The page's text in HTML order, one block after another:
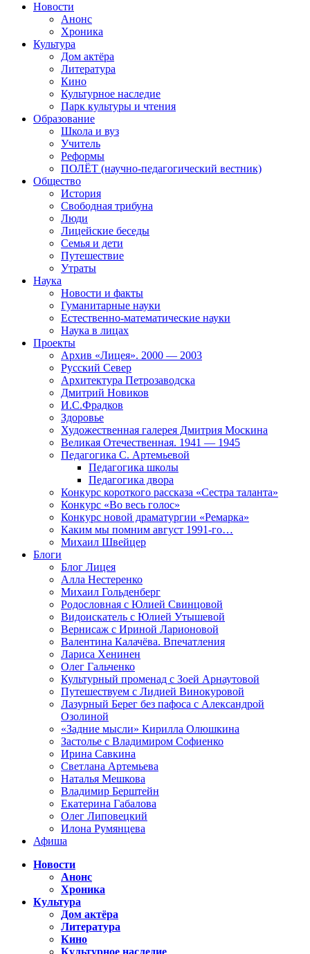
Новости
Анонс
Хроника
Культура
Дом актёра
Литература
Кино
Культурное наследие
Парк культуры и чтения
Образование
Школа и вуз
Учитель
Реформы
ПОЛЁТ (научно-педагогический вестник)
Общество
История
Свободная трибуна
Люди
Лицейские беседы
Семья и дети
Путешествие
Утраты
Наука
Новости и факты
Гуманитарные науки
Естественно-математические науки
Наука в лицах
Проекты
Архив «Лицея». 2000 — 2003
Русский Север
Архитектура Петрозаводска
Дмитрий Новиков
И.С.Фрадков
Здоровье
Художественная галерея Дмитрия Москина
Великая Отечественная. 1941 — 1945
Педагогика С. Артемьевой
Педагогика школы
Педагогика двора
Конкурс короткого рассказа «Сестра таланта»
Конкурс «Во весь голос»
Конкурс новой драматургии «Ремарка»
Каким мы помним август 1991-го…
Михаил Швейцер
Блоги
Блог Лицея
Алла Нестеренко
Михаил Гольденберг
Родословная с Юлией Свинцовой
Видоискатель с Юлией Утышевой
Вернисаж с Ириной Ларионовой
Валентина Калачёва. Впечатления
Лариса Хенинен
Олег Гальченко
Культурный променад с Зоей Арнаутовой
Путешествуем с Лидией Винокуровой
Лазурный Берег без пафоса с Александрой
Озолиной
«Задние мысли» Кирилла Олюшкина
Застолье с Владимиром Софиенко
Ирина Савкина
Светлана Артемьева
Наталья Мешкова
Владимир Берштейн
Екатерина Габалова
Олег Липовецкий
Илона Румянцева
Афиша
Новости
Анонс
Хроника
Культура
Дом актёра
Литература
Кино